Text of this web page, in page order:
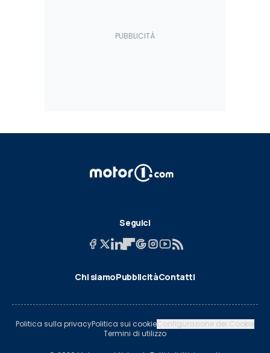
Seguici
Chi siamoPubblicitàContatti
Politica sulla privacyPolitica sui cookieConfigurazione dei Cookie
Termini di utilizzo